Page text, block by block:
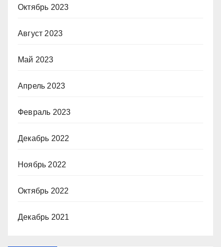
Октябрь 2023
Август 2023
Май 2023
Апрель 2023
Февраль 2023
Декабрь 2022
Ноябрь 2022
Октябрь 2022
Декабрь 2021